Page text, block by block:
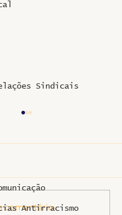
Sindicais
Antirracismo
539
comentário